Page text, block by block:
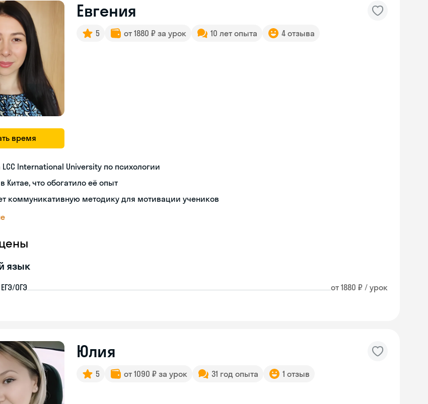
время
Евгения
5 от 1880 ₽ за урок 10 лет опыта 4 отзыва
International University по психологии
Китае, что обогатило её опыт
коммуникативную методику для мотивации учеников
язык
ОГЭ от 1880 ₽ / урок
Юлия
5 от 1090 ₽ за урок 31 год опыта 1 отзыв